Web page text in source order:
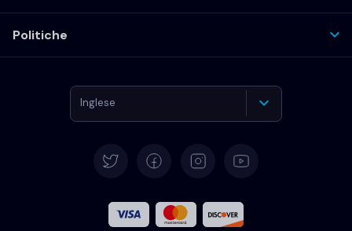
Politiche
Inglese
Francese